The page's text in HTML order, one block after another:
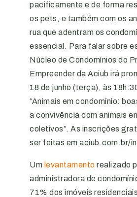
pacificamente e de forma
os pets, e também com os
rua que adentram os
essencial. Para falar sobre
Núcleo de Condomínios do
Empreender da Aciub irá
18 de junho (terça), às
“Animais em condomínio:
a convivência com animais
coletivos”. As inscrições
ser feitas em aciub.com.br/
Um levantamento realizado
administradora de
71% dos imóveis